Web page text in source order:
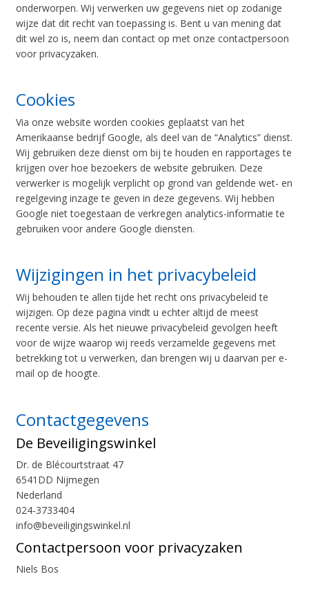
onderworpen. Wij verwerken uw gegevens niet op zodanige
wijze dat dit recht van toepassing is. Bent u van mening dat
dit wel zo is, neem dan contact op met onze contactpersoon
voor privacyzaken.
Cookies
Via onze website worden cookies geplaatst van het
Amerikaanse bedrijf Google, als deel van de “Analytics” dienst.
Wij gebruiken deze dienst om bij te houden en rapportages te
krijgen over hoe bezoekers de website gebruiken. Deze
verwerker is mogelijk verplicht op grond van geldende wet- en
regelgeving inzage te geven in deze gegevens. Wij hebben
Google niet toegestaan de verkregen analytics-informatie te
gebruiken voor andere Google diensten.
Wijzigingen in het privacybeleid
Wij behouden te allen tijde het recht ons privacybeleid te
wijzigen. Op deze pagina vindt u echter altijd de meest
recente versie. Als het nieuwe privacybeleid gevolgen heeft
voor de wijze waarop wij reeds verzamelde gegevens met
betrekking tot u verwerken, dan brengen wij u daarvan per e-
mail op de hoogte.
Contactgegevens
De Beveiligingswinkel
Dr. de Blécourtstraat 47
6541DD Nijmegen
Nederland
024-3733404
info@beveiligingswinkel.nl
Contactpersoon voor privacyzaken
Niels Bos